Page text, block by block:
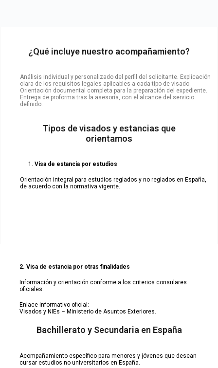
¿Qué incluye nuestro acompañamiento?
Análisis individual y personalizado del perfil del solicitante. Explicación
clara de los requisitos legales aplicables a cada tipo de visado.
Orientación documental completa para la preparación del expediente.
Entrega de proforma tras la asesoría, con el alcance del servicio
definido.
Tipos de visados y estancias que
orientamos
Visa de estancia por estudios
Orientación integral para estudios reglados y no reglados en España,
de acuerdo con la normativa vigente.
2. Visa de estancia por otras finalidades
Información y orientación conforme a los criterios consulares
oficiales.
Enlace informativo oficial:
Visados y NIEs – Ministerio de Asuntos Exteriores.
Bachillerato y Secundaria en España
Acompañamiento específico para menores y jóvenes que desean
cursar estudios no universitarios en España.